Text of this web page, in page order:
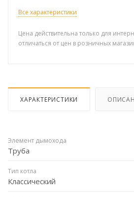
Все характеристики
Цена действительна только для
отличаться от цен в розничных
ХАРАКТЕРИСТИКИ
Элемент дымохода
Труба
Тип котла
Классический